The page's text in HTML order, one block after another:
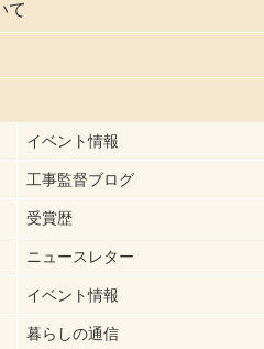
て
イベント情報
工事監督ブログ
受賞歴
ニュースレター
イベント情報
暮らしの通信